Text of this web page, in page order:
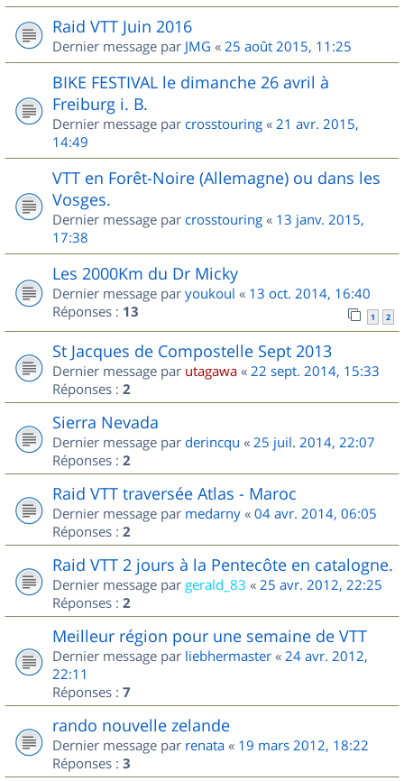
Raid VTT Juin 2016
Dernier message par JMG « 25 août 2015, 11:25
BIKE FESTIVAL le dimanche 26 avril à
Freiburg i. B.
Dernier message par crosstouring « 21 avr. 2015,
14:49
VTT en Forêt-Noire (Allemagne) ou dans les
Vosges.
Dernier message par crosstouring « 13 janv. 2015,
17:38
Les 2000Km du Dr Micky
Dernier message par youkoul « 13 oct. 2014, 16:40
Réponses : 13 1 2
St Jacques de Compostelle Sept 2013
Dernier message par utagawa « 22 sept. 2014, 15:33
Réponses : 2
Sierra Nevada
Dernier message par derincqu « 25 juil. 2014, 22:07
Réponses : 2
Raid VTT traversée Atlas - Maroc
Dernier message par medarny « 04 avr. 2014, 06:05
Réponses : 2
Raid VTT 2 jours à la Pentecôte en catalogne.
Dernier message par gerald_83 « 25 avr. 2012, 22:25
Réponses : 2
Meilleur région pour une semaine de VTT
Dernier message par liebhermaster « 24 avr. 2012,
22:11
Réponses : 7
rando nouvelle zelande
Dernier message par renata « 19 mars 2012, 18:22
Réponses : 3